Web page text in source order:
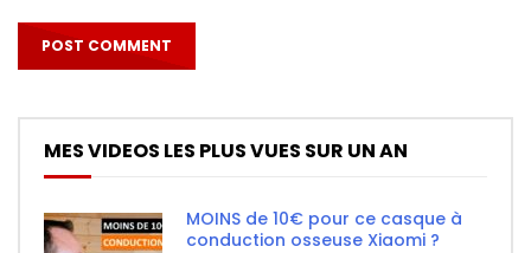
MES VIDEOS LES PLUS VUES SUR UN AN
MOINS de 10€ pour ce casque à
conduction osseuse Xiaomi ?